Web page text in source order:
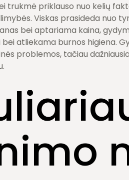
trukmė priklauso nuo kelių
Viskas prasideda nuo
bei aptariama kaina,
atliekama burnos higiena.
problemos, tačiau